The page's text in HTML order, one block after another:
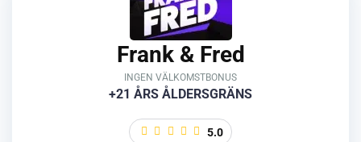
Frank & Fred
INGEN VÄLKOMSTBONUS
+21 ÅRS ÅLDERSGRÄNS
5.0